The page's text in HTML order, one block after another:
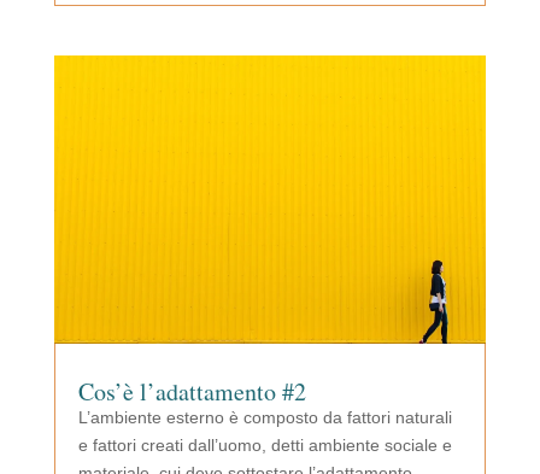
Cos’è l’adattamento #2
L’ambiente esterno è composto da fattori naturali
e fattori creati dall’uomo, detti ambiente sociale e